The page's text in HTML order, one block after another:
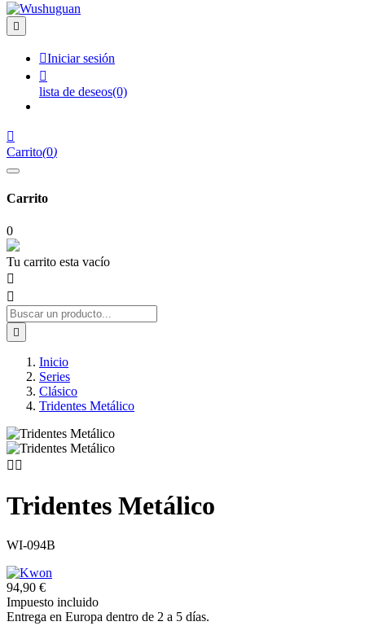

Iniciar sesión

lista de deseos(0)

Carrito(0)
Carrito
0
Tu carrito esta vacío



Inicio
Series
Clásico
Tridentes Metálico
 
Tridentes Metálico
WI-094B
94,90 €
Impuesto incluido
Entrega en Europa dentro de 2 a 5 días.